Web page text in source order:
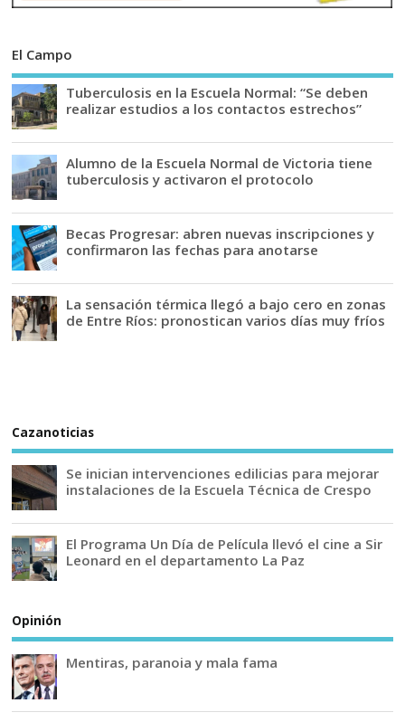
El Campo
Tuberculosis en la Escuela Normal: “Se deben
realizar estudios a los contactos estrechos”
Alumno de la Escuela Normal de Victoria tiene
tuberculosis y activaron el protocolo
Becas Progresar: abren nuevas inscripciones y
confirmaron las fechas para anotarse
La sensación térmica llegó a bajo cero en zonas
de Entre Ríos: pronostican varios días muy fríos
Cazanoticias
Se inician intervenciones edilicias para mejorar
instalaciones de la Escuela Técnica de Crespo
El Programa Un Día de Película llevó el cine a Sir
Leonard en el departamento La Paz
Opinión
Mentiras, paranoia y mala fama